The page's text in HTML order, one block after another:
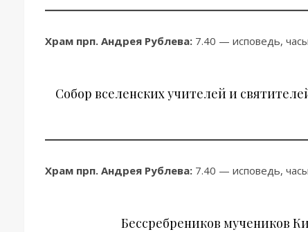
Храм прп. Андрея Рублева: 7.40 — исповедь,
Собор вселенских учителей и
Храм прп. Андрея Рублева: 7.40 — исповедь,
Бессребреников мучеников